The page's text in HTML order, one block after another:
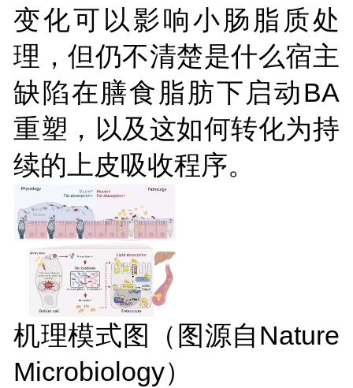
变化可以影响小肠脂质处
理，但仍不清楚是什么宿主
缺陷在膳食脂肪下启动BA
重塑，以及这如何转化为持
续的上皮吸收程序。
机理模式图（图源自 Nature
Microbiology）